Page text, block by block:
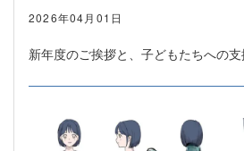
2026年04月01日
新年度のご挨拶と、子どもたちへの